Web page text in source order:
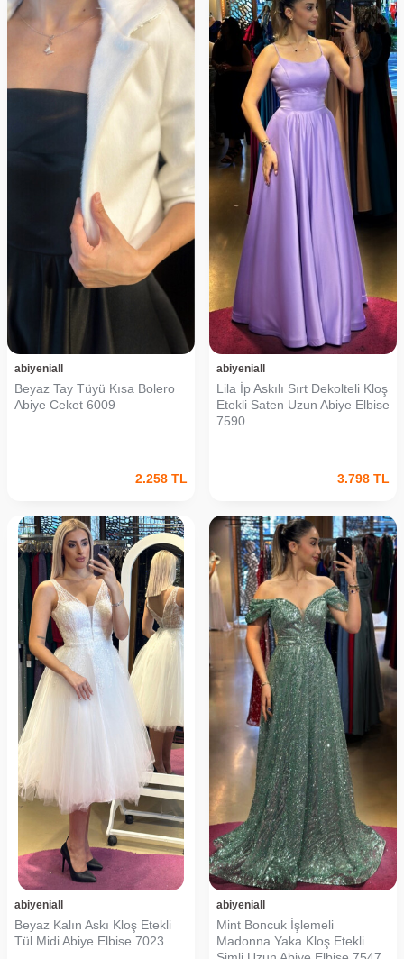
abiyeniall
Beyaz Tay Tüyü Kısa Bolero
Abiye Ceket 6009
2.258 TL
abiyeniall
Lila İp Askılı Sırt Dekolteli Kloş
Etekli Saten Uzun Abiye Elbise
7590
3.798 TL
abiyeniall
Beyaz Kalın Askı Kloş Etekli
Tül Midi Abiye Elbise 7023
abiyeniall
Mint Boncuk İşlemeli
Madonna Yaka Kloş Etekli